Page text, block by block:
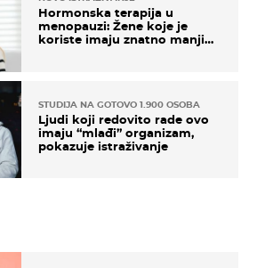
Hormonska terapija u
menopauzi: Žene koje je
koriste imaju znatno manji
STUDIJA NA GOTOVO 1.900 OSOBA
Ljudi koji redovito rade ovo
imaju “mlađi” organizam,
pokazuje istraživanje